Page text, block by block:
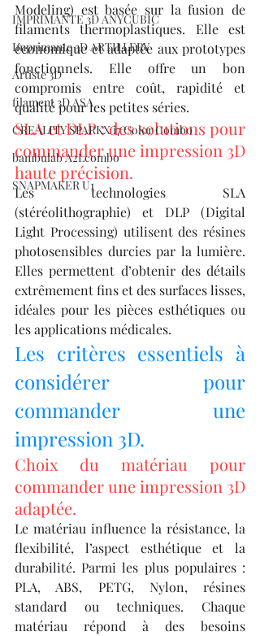
IMPRIMANTE 3D ANYCUBIC
Imprimante 3D ARTILLERY
Artiste 3D
filament 3D ASA
CREALITY SPARKX i7 Color Combo
bambulab A2Lcombo
SNAPMAKER U1
Modeling) est basée sur la fusion de
filaments thermoplastiques. Elle est
économique et adaptée aux prototypes
fonctionnels. Elle offre un bon
compromis entre coût, rapidité et
qualité pour les petites séries.
SLA et DLP : des solutions pour
commander une impression 3D
haute précision.
Les technologies SLA
(stéréolithographie) et DLP (Digital
Light Processing) utilisent des résines
photosensibles durcies par la lumière.
Elles permettent d’obtenir des détails
extrêmement fins et des surfaces lisses,
idéales pour les pièces esthétiques ou
les applications médicales.
Les critères essentiels à
considérer pour
commander une
impression 3D.
Choix du matériau pour
commander une impression 3D
adaptée.
Le matériau influence la résistance, la
flexibilité, l’aspect esthétique et la
durabilité. Parmi les plus populaires :
PLA, ABS, PETG, Nylon, résines
standard ou techniques. Chaque
matériau répond à des besoins